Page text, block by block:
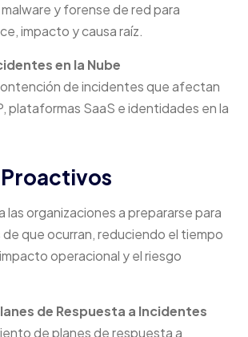
y forense de red para
impacto y causa raíz.
en la Nube
de incidentes que afectan
plataformas SaaS e identidades en la
las organizaciones a prepararse para
que ocurran, reduciendo el tiempo
operacional y el riesgo
de Respuesta a Incidentes
de planes de respuesta a